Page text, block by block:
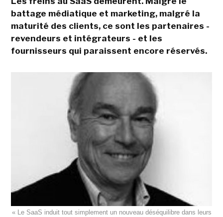
battage médiatique et marketing, malgré la
maturité des clients, ce sont les partenaires -
revendeurs et intégrateurs - et les
fournisseurs qui paraissent encore réservés.
« Le SaaS induit tout simplement un nouveau déséquilibre dans leurs